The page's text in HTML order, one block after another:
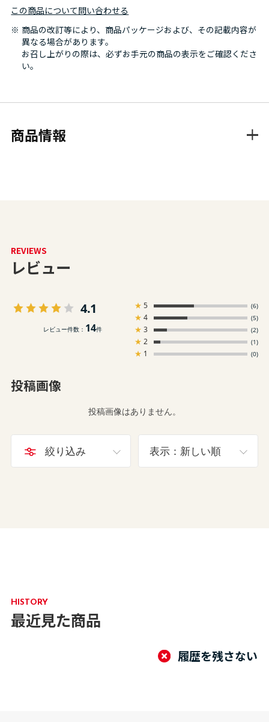
この商品について問い合わせる
商品の改訂等により、商品パッケージおよび、その記載内容が
異なる場合があります。
お召し上がりの際は、必ずお手元の商品の表示をご確認くださ
い。
商品情報
REVIEWS
レビュー
4.1
レビュー件数： 14件
★ 5 (6)
★ 4 (5)
★ 3 (2)
★ 2 (1)
★ 1 (0)
投稿画像
投稿画像はありません。
絞り込み 表示：新しい順
HISTORY
最近見た商品
履歴を残さない